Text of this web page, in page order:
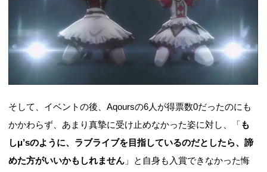
そして、イベントの後、Aqoursの6人が得票数0だったのにも
かかわらず、あまり真摯に受け止めなかった姿に対し、「も
しμ’sのように、ラブライブを目指しているのだとしたら、諦
めた方がいいかもしれません 」と自身も入賞できなかった悔